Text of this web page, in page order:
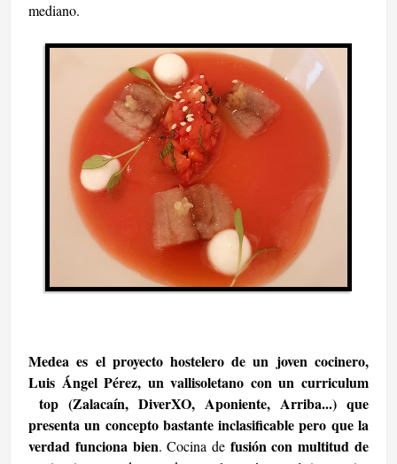
mediano.
Medea es el proyecto hostelero de un joven cocinero,
Luis Ángel Pérez, un vallisoletano con un curriculum
top (Zalacaín, DiverXO, Aponiente, Arriba...) que
presenta un concepto bastante inclasificable pero que la
verdad funciona bien. Cocina de fusión con multitud de